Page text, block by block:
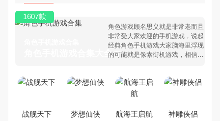
角色手机游戏合集大全 >
角色游戏顾名思义就是非常老而且
非常受大家欢迎的手机游戏，说起
经典角色手机游戏大家脑海里浮现
的可能就是像素街机游戏，相信很
色手机游戏有哪些呢？游戏今天，
乐途下载站小编芒果味的怪咖给大
集，欢迎大家前来选择下载体验
1607款
战舰天下 梦想仙侠 航海王启航 神雕侠侣